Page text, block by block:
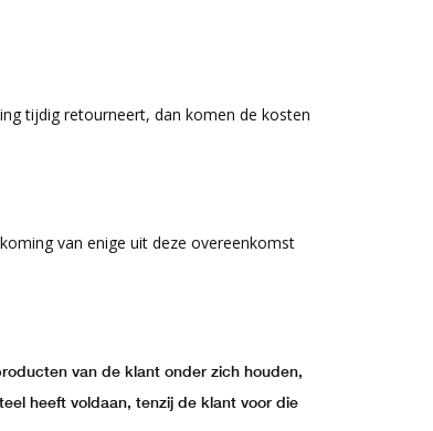
tijdig retourneert, dan komen de kosten
van enige uit deze overeenkomst
van de klant onder zich houden,
heeft voldaan, tenzij de klant voor die